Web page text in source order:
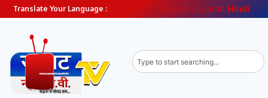
Translate Your Language : English Gujarati Hindi